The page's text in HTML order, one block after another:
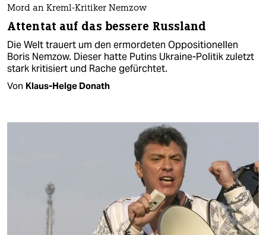
Mord an Kreml-Kritiker Nemzow
Attentat auf das bessere Russland
Die Welt trauert um den ermordeten Oppositionellen
Boris Nemzow. Dieser hatte Putins Ukraine-Politik zuletzt
stark kritisiert und Rache gefürchtet.
Von Klaus-Helge Donath